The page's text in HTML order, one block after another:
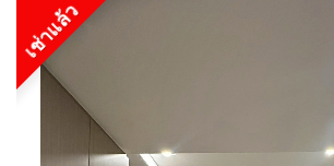
เช่าแล้ว